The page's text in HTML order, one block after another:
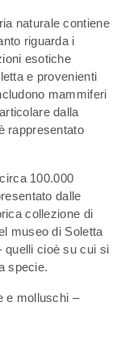
naturale contiene
riguarda i
esotiche
e provenienti
mammiferi
dalla
rappresentato
100.000
dalle
collezione di
museo di Soletta
quelli cioè su cui si
specie.
e molluschi –